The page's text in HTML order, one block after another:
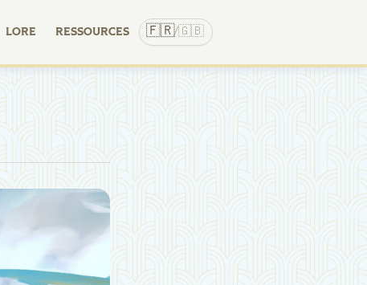
LORE RESSOURCES 🇫🇷/🇬🇧